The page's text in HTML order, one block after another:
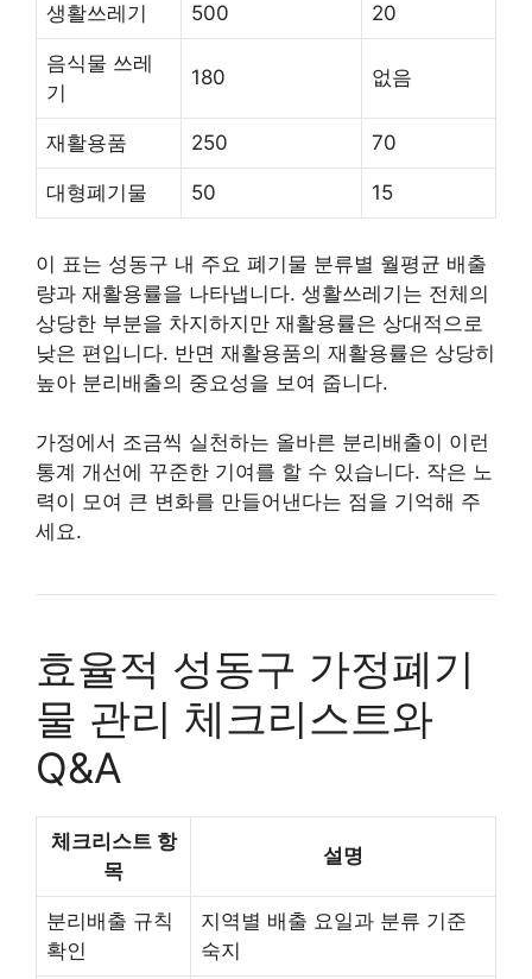
생활쓰레기 500 20
음식물 쓰레
기
180 없음
재활용품 250 70
대형폐기물 50 15
이 표는 성동구 내 주요 폐기물 분류별 월평균 배출
량과 재활용률을 나타냅니다. 생활쓰레기는 전체의
상당한 부분을 차지하지만 재활용률은 상대적으로
낮은 편입니다. 반면 재활용품의 재활용률은 상당히
높아 분리배출의 중요성을 보여 줍니다.
가정에서 조금씩 실천하는 올바른 분리배출이 이런
통계 개선에 꾸준한 기여를 할 수 있습니다. 작은 노
력이 모여 큰 변화를 만들어낸다는 점을 기억해 주
세요.
효율적 성동구 가정폐기
물 관리 체크리스트와
Q&A
체크리스트 항
목
설명
분리배출 규칙
확인
지역별 배출 요일과 분류 기준
숙지